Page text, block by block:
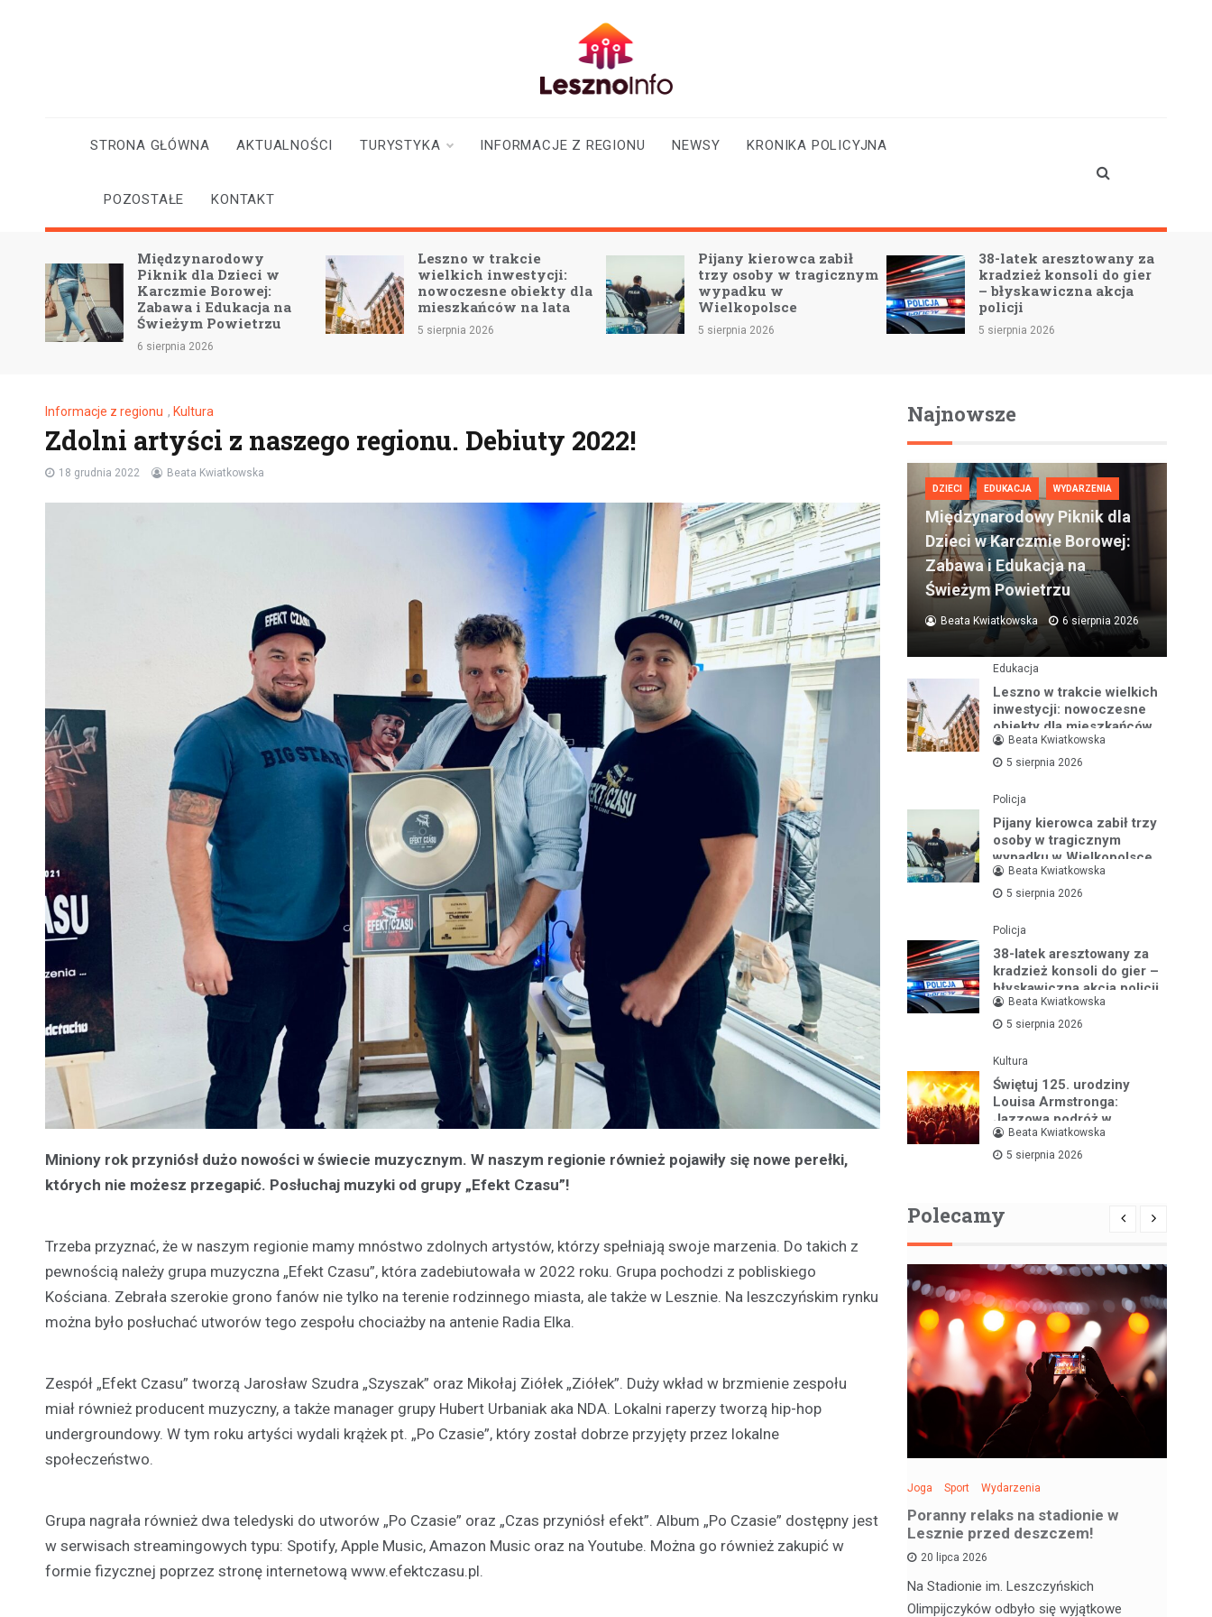
aktualności
STRONA GŁÓWNA AKTUALNOŚCI TURYSTYKA INFORMACJE Z REGIONU NEWSY KRONIKA POLICYJNA
POZOSTAŁE KONTAKT
dla Dzieci w
Borowej:
i Edukacja na
Powietrzu
2026
Leszno w trakcie
wielkich inwestycji:
nowoczesne obiekty dla
mieszkańców na lata
5 sierpnia 2026
Pijany kierowca zabił
trzy osoby w tragicznym
wypadku w
Wielkopolsce
5 sierpnia 2026
38-latek aresztowany za
kradzież konsoli do gier
– błyskawiczna akcja
5 sierpnia 2026
Świętuj 125.
Louisa
Jazzowa
Informacje z regionu , Kultura
Zdolni artyści z naszego regionu. Debiuty 2022!
18 grudnia 2022 Beata Kwiatkowska
Miniony rok przyniósł dużo nowości w świecie muzycznym. W naszym regionie również pojawiły się nowe perełki,
których nie możesz przegapić. Posłuchaj muzyki od grupy „Efekt Czasu”!
Trzeba przyznać, że w naszym regionie mamy mnóstwo zdolnych artystów, którzy spełniają swoje marzenia. Do takich z
pewnością należy grupa muzyczna „Efekt Czasu”, która zadebiutowała w 2022 roku. Grupa pochodzi z pobliskiego
Kościana. Zebrała szerokie grono fanów nie tylko na terenie rodzinnego miasta, ale także w Lesznie. Na leszczyńskim rynku
można było posłuchać utworów tego zespołu chociażby na antenie Radia Elka.
Zespół „Efekt Czasu” tworzą Jarosław Szudra „Szyszak” oraz Mikołaj Ziółek „Ziółek”. Duży wkład w brzmienie zespołu
miał również producent muzyczny, a także manager grupy Hubert Urbaniak aka NDA. Lokalni raperzy tworzą hip-hop
undergroundowy. W tym roku artyści wydali krążek pt. „Po Czasie”, który został dobrze przyjęty przez lokalne
społeczeństwo.
Grupa nagrała również dwa teledyski do utworów „Po Czasie” oraz „Czas przyniósł efekt”. Album „Po Czasie” dostępny jest
w serwisach streamingowych typu: Spotify, Apple Music, Amazon Music oraz na Youtube. Można go również zakupić w
formie fizycznej poprzez stronę internetową www.efektczasu.pl.
Najnowsze
DZIECI EDUKACJA WYDARZENIA
Międzynarodowy Piknik dla
Dzieci w Karczmie Borowej:
Zabawa i Edukacja na
Świeżym Powietrzu
Beata Kwiatkowska 6 sierpnia 2026
Edukacja
Leszno w trakcie wielkich
inwestycji: nowoczesne
obiekty dla mieszkańców
na lata
Beata Kwiatkowska
5 sierpnia 2026
Policja
Pijany kierowca zabił trzy
osoby w tragicznym
wypadku w Wielkopolsce
Beata Kwiatkowska
5 sierpnia 2026
Policja
38-latek aresztowany za
kradzież konsoli do gier –
błyskawiczna akcja policji
Beata Kwiatkowska
5 sierpnia 2026
Kultura
Świętuj 125. urodziny
Louisa Armstronga:
Jazzowa podróż w
Bibliotece Jazzu
Beata Kwiatkowska
5 sierpnia 2026
Polecamy
Dzień Deskorolki w Lesznie: Święto
deski na Skateplazie już w sobotę!
18 czerwca 2026
Joga Sport Wydarzenia
Poranny relaks na stadionie w
Lesznie przed deszczem!
20 lipca 2026
Na Stadionie im. Leszczyńskich
Olimpijczyków odbyło się wyjątkowe